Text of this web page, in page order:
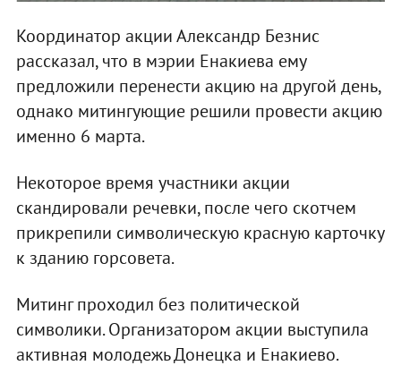
Координатор акции Александр Безнис
рассказал, что в мэрии Енакиева ему
предложили перенести акцию на другой день,
однако митингующие решили провести акцию
именно 6 марта.
Некоторое время участники акции
скандировали речевки, после чего скотчем
прикрепили символическую красную карточку
к зданию горсовета.
Митинг проходил без политической
символики. Организатором акции выступила
активная молодежь Донецка и Енакиево.